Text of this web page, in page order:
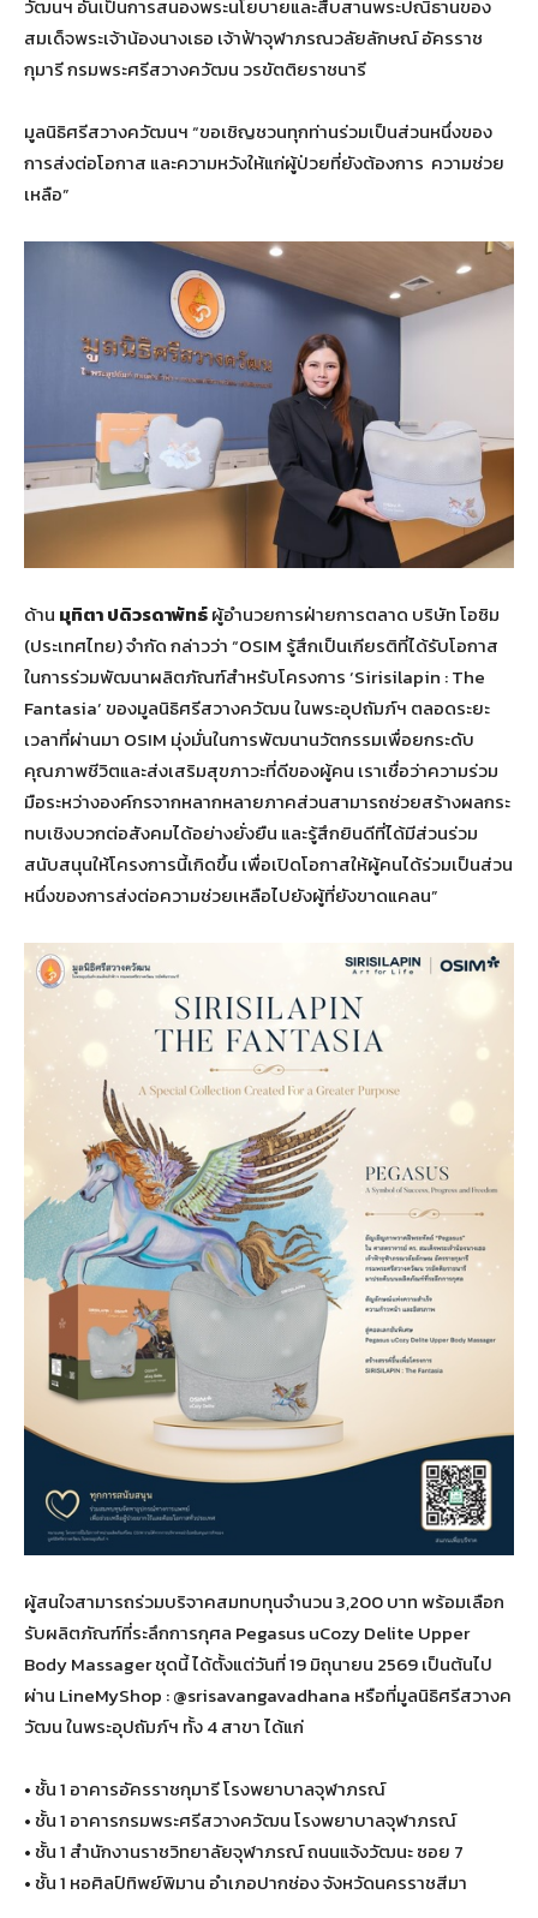
วัฒนฯ อันเป็นการสนองพระนโยบายและสืบสานพระปณิธานของ
สมเด็จพระเจ้าน้องนางเธอ เจ้าฟ้าจุฬาภรณวลัยลักษณ์ อัครราช
กุมารี กรมพระศรีสวางควัฒน วรขัตติยราชนารี
มูลนิธิศรีสวางควัฒนฯ “ขอเชิญชวนทุกท่านร่วมเป็นส่วนหนึ่งของ
การส่งต่อโอกาส และความหวังให้แก่ผู้ป่วยที่ยังต้องการ ความช่วย
เหลือ”
ด้าน มุทิตา ปดิวรดาพัทธ์ผู้อำนวยการฝ่ายการตลาด บริษัท โอซิม
(ประเทศไทย) จำกัด กล่าวว่า “OSIM รู้สึกเป็นเกียรติที่ได้รับโอกาส
ในการร่วมพัฒนาผลิตภัณฑ์สำหรับโครงการ ‘Sirisilapin : The
Fantasia’ ของมูลนิธิศรีสวางควัฒน ในพระอุปถัมภ์ฯ ตลอดระยะ
เวลาที่ผ่านมา OSIM มุ่งมั่นในการพัฒนานวัตกรรมเพื่อยกระดับ
คุณภาพชีวิตและส่งเสริมสุขภาวะที่ดีของผู้คน เราเชื่อว่าความร่วม
มือระหว่างองค์กรจากหลากหลายภาคส่วนสามารถช่วยสร้างผลกระ
ทบเชิงบวกต่อสังคมได้อย่างยั่งยืน และรู้สึกยินดีที่ได้มีส่วนร่วม
สนับสนุนให้โครงการนี้เกิดขึ้น เพื่อเปิดโอกาสให้ผู้คนได้ร่วมเป็นส่วน
หนึ่งของการส่งต่อความช่วยเหลือไปยังผู้ที่ยังขาดแคลน”
ผู้สนใจสามารถร่วมบริจาคสมทบทุนจำนวน 3,200 บาท พร้อมเลือก
รับผลิตภัณฑ์ที่ระลึกการกุศล Pegasus uCozy Delite Upper
Body Massager ชุดนี้ ได้ตั้งแต่วันที่ 19 มิถุนายน 2569 เป็นต้นไป
ผ่าน LineMyShop : @srisavangavadhana หรือที่มูลนิธิศรีสวางค
วัฒน ในพระอุปถัมภ์ฯ ทั้ง 4 สาขา ได้แก่
• ชั้น 1 อาคารอัครราชกุมารี โรงพยาบาลจุฬาภรณ์
• ชั้น 1 อาคารกรมพระศรีสวางควัฒน โรงพยาบาลจุฬาภรณ์
• ชั้น 1 สำนักงานราชวิทยาลัยจุฬาภรณ์ ถนนแจ้งวัฒนะ ซอย 7
• ชั้น 1 หอศิลป์ทิพย์พิมาน อำเภอปากช่อง จังหวัดนครราชสีมา